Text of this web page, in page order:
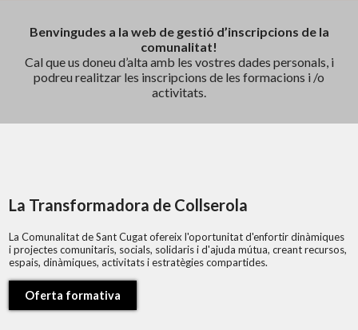
Benvingudes a la web de gestió d’inscripcions de la
comunalitat!
Cal que us doneu d’alta amb les vostres dades personals, i
podreu realitzar les inscripcions de les formacions i /o
activitats.
La Transformadora de Collserola
La Comunalitat de Sant Cugat ofereix l'oportunitat d'enfortir dinàmiques
i projectes comunitaris, socials, solidaris i d'ajuda mútua, creant recursos,
espais, dinàmiques, activitats i estratègies compartides.
Oferta formativa